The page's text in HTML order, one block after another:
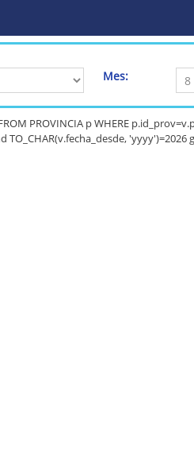
Mes:
PROVINCIA p WHERE
TO_CHAR(v.fecha_desde,